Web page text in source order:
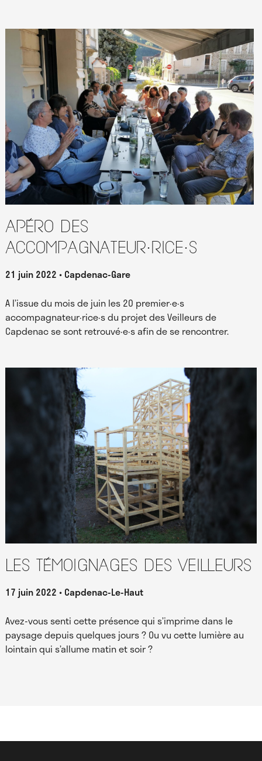
Apéro des
accompagnateur·rice·s
21 juin 2022 Capdenac-Gare
A l’issue du mois de juin les 20 premier·e·s
accompagnateur·rice·s du projet des Veilleurs de
Capdenac se sont retrouvé·e·s afin de se rencontrer.
Les témoignages des Veilleurs
17 juin 2022 Capdenac-Le-Haut
Avez-vous senti cette présence qui s’imprime dans le
paysage depuis quelques jours ? Ou vu cette lumière au
lointain qui s’allume matin et soir ?